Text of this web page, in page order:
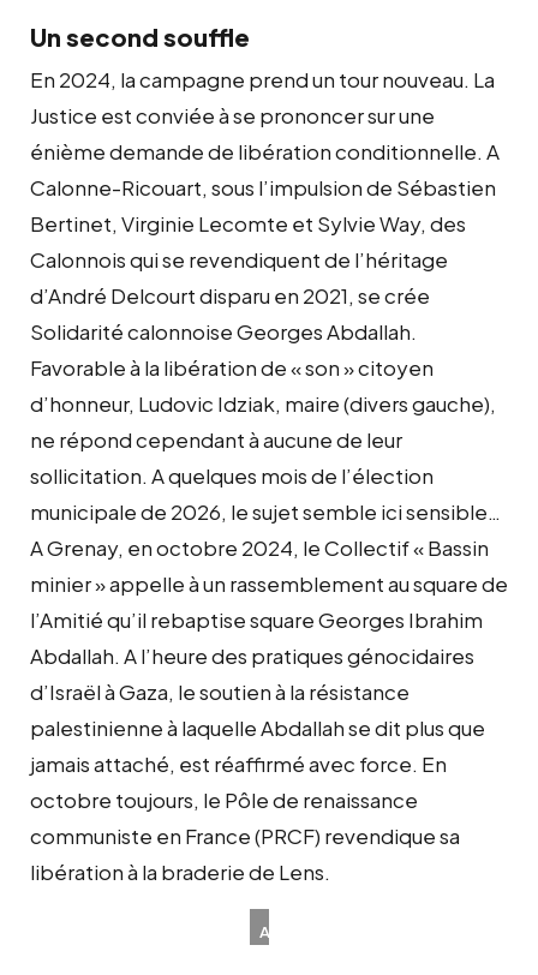
Un second souffle
En 2024, la campagne prend un tour nouveau. La
Justice est conviée à se prononcer sur une
énième demande de libération conditionnelle. A
Calonne-Ricouart, sous l’impulsion de Sébastien
Bertinet, Virginie Lecomte et Sylvie Way, des
Calonnois qui se revendiquent de l’héritage
d’André Delcourt disparu en 2021, se crée
Solidarité calonnoise Georges Abdallah.
Favorable à la libération de « son » citoyen
d’honneur, Ludovic Idziak, maire (divers gauche),
ne répond cependant à aucune de leur
sollicitation. A quelques mois de l’élection
municipale de 2026, le sujet semble ici sensible…
A Grenay, en octobre 2024, le Collectif « Bassin
minier » appelle à un rassemblement au square de
l’Amitié qu’il rebaptise square Georges Ibrahim
Abdallah. A l’heure des pratiques génocidaires
d’Israël à Gaza, le soutien à la résistance
palestinienne à laquelle Abdallah se dit plus que
jamais attaché, est réaffirmé avec force. En
octobre toujours, le Pôle de renaissance
communiste en France (PRCF) revendique sa
libération à la braderie de Lens.
A